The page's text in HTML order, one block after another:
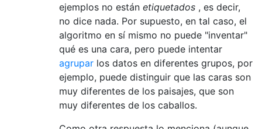
ejemplos no están etiquetados , es decir,
no dice nada. Por supuesto, en tal caso, el
algoritmo en sí mismo no puede "inventar"
qué es una cara, pero puede intentar
agrupar los datos en diferentes grupos, por
ejemplo, puede distinguir que las caras son
muy diferentes de los paisajes, que son
muy diferentes de los caballos.